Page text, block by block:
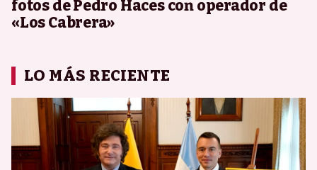
fotos de Pedro Haces con operador de
«Los Cabrera»
LO MÁS RECIENTE